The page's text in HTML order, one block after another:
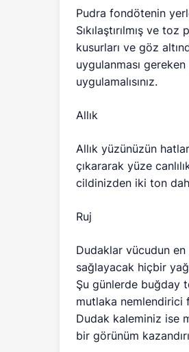
Pudra fondötenin
Sıkılaştırılmış ve
kusurları ve göz
uygulanması
uygulamalısınız.
Allık
Allık yüzünüzün
çıkararak yüze
cildinizden iki ton
Ruj
Dudaklar vücudun
sağlayacak hiçbir
Şu günlerde buğday
mutlaka nemlendirici
Dudak kaleminiz ise
bir görünüm